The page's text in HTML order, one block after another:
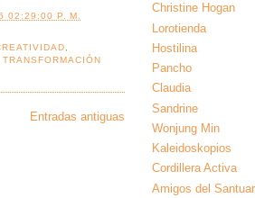
02:29:00 P. M.
,
TRANSFORMACIÓN
Entradas antiguas
Christine Hogan
Lorotienda
Hostilina
Pancho
Claudia
Sandrine
Wonjung Min
Kaleidoskopios
Cordillera Activa
Amigos del